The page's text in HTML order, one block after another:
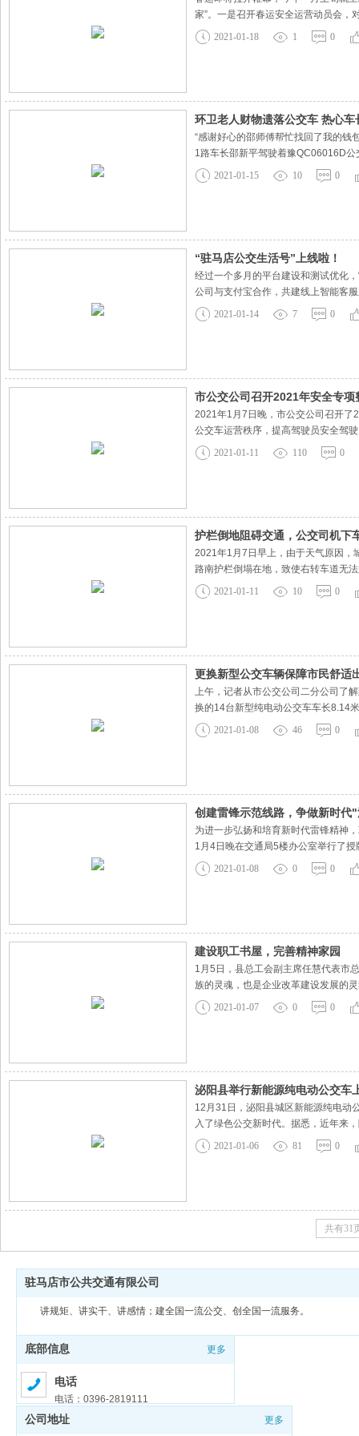
家”。一是召开春运安全运营动员会，
力保障群众安全、舒心出行。二是高
流、返乡客流进行调查监控，以实际
2021-01-18 1 0
环卫老人财物遗落公交车 热心车
“感谢好心的邵师傅帮忙找回了我的钱
1路车长邵新平驾驶着豫QC06016D
交给值班工作人员，检查发现包内装
打后，最终在13日上午联系上了失主。
2021-01-15 10 0
“驻马店公交生活号”上线啦！
经过一个多月的平台建设和测试优化
公司与支付宝合作，共建线上智能客
进入智能客服系统，直接与客服AI
7×24小时实时响应客户咨询，既确
2021-01-14 7 0
市公交公司召开2021年安全专
2021年1月7日晚，市公交公司召开了
公交车运营秩序，提高驾驶员安全驾
动》方案，明确了整治活动的主要任
强营运违章违纪和不文明行为检查、
2021-01-11 110 0
护栏倒地阻碍交通，公交司机下
2021年1月7日早上，由于天气原因，
路南护栏倒塌在地，致使右转车道无
大队民警调取视频监控时发现，随即
品。“雷锋精神”是中华民族的传统美德
2021-01-11 10 0
更换新型公交车辆保障市民舒适
上午，记者从市公交公司二分公司了
换的14台新型纯电动公交车车长8.14
车制造有限公司开发研制的城市客车
条流畅优美，整车外形高雅、美观大
2021-01-08 46 0
创建雷锋示范线路，争做新时代
为进一步弘扬和培育新时代雷锋精神
1月4日晚在交通局5楼办公室举行了
精神为导向，切实做到将雷锋精神融
风尚的形成。为提升5路整体公交服务
2021-01-08 0 0
建设职工书屋，完善精神家园
1月5日，县总工会副主席任慧代表市
族的灵魂，也是企业改革建设发展的
人修养，因地制宜、以为职工服务为
公司职工书屋的建设情况表示
2021-01-07 0 0
泌阳县举行新能源纯电动公交车
12月31日，泌阳县城区新能源纯电动
入了绿色公交新时代。据悉，近年来
城市品位形象，保障市民满意出行。
此次由驻马店市公交公司投入资金
2021-01-06 81 0
共有31
驻马店市公共交通有限公司
讲规矩、讲实干、讲感情；建全国一流公交、创全国一流服务。
底部信息 更多
电话
电话：0396-2819111
邮箱
公司地址 更多